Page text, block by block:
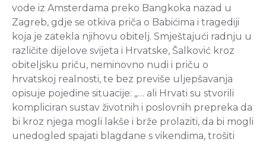
vode iz Amsterdama preko Bangkoka nazad u
Zagreb, gdje se otkiva priča o Babićima i tragediji
koja je zatekla njihovu obitelj. Smještajući radnju u
različite dijelove svijeta i Hrvatske, Šalković kroz
obiteljsku priču, neminovno nudi i priču o
hrvatskoj realnosti, te bez previše uljepšavanja
opisuje pojedine situacije: „… ali Hrvati su stvorili
kompliciran sustav životnih i poslovnih prepreka da
bi kroz njega mogli lakše i brže prolaziti, da bi mogli
unedogled spajati blagdane s vikendima, trošiti